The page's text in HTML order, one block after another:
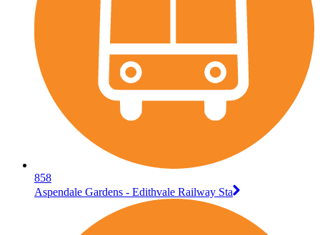
858
Aspendale Gardens - Edithvale Railway Sta